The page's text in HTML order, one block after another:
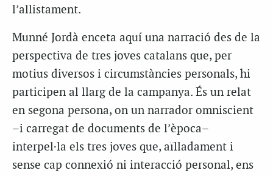
l’allistament.
Munné Jordà enceta aquí una narració des de la
perspectiva de tres joves catalans que, per
motius diversos i circumstàncies personals, hi
participen al llarg de la campanya. És un relat
en segona persona, on un narrador omniscient
–i carregat de documents de l’època–
interpel·la els tres joves que, aïlladament i
sense cap connexió ni interacció personal, ens